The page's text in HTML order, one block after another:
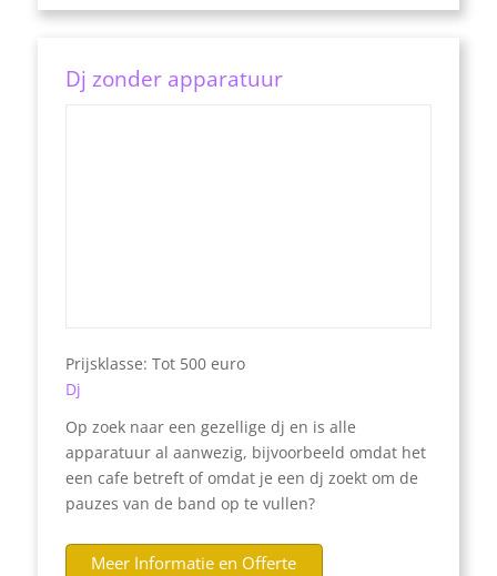
Dj zonder apparatuur
Prijsklasse: Tot 500 euro
Dj
Op zoek naar een gezellige dj en is alle
apparatuur al aanwezig, bijvoorbeeld omdat het
een cafe betreft of omdat je een dj zoekt om de
pauzes van de band op te vullen?
Meer Informatie en Offerte